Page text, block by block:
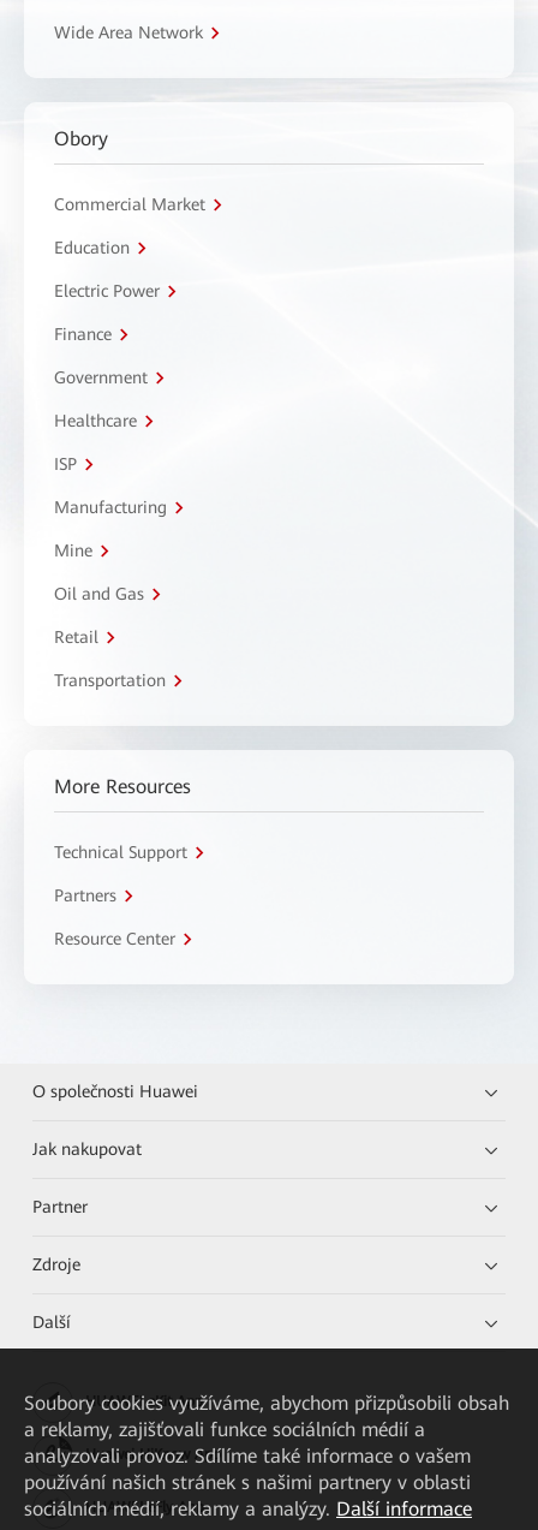
Wide Area Network
Obory
Commercial Market
Education
Electric Power
Finance
Government
Healthcare
ISP
Manufacturing
Mine
Oil and Gas
Retail
Transportation
More Resources
Technical Support
Partners
Resource Center
O společnosti Huawei
Jak nakupovat
Partner
Zdroje
Další
HUAWEI eKit App
Huawei HiKnow App
HUAWEI eFly App
Soubory cookies využíváme, abychom přizpůsobili obsah
a reklamy, zajišťovali funkce sociálních médií a
analyzovali provoz. Sdílíme také informace o vašem
používání našich stránek s našimi partnery v oblasti
sociálních médií, reklamy a analýzy. Další informace